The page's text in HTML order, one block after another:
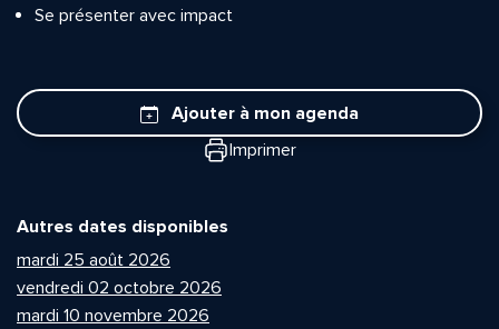
Se présenter avec impact
Ajouter à mon agenda
Imprimer
Autres dates disponibles
mardi 25 août 2026
vendredi 02 octobre 2026
mardi 10 novembre 2026